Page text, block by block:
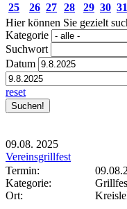
25
26 27 28 29 30 31
Hier können Sie gezielt
Kategorie
Suchwort
Datum
reset
09.08. 2025
Vereinsgrillfest
Termin:
Kategorie:
Ort: